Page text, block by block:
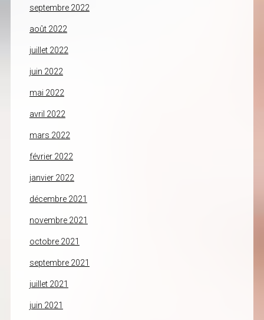
septembre 2022
août 2022
juillet 2022
juin 2022
mai 2022
avril 2022
mars 2022
février 2022
janvier 2022
décembre 2021
novembre 2021
octobre 2021
septembre 2021
juillet 2021
juin 2021